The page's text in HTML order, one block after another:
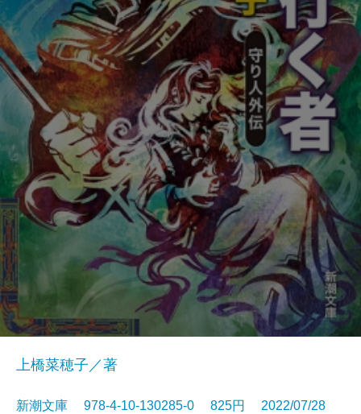
上橋菜穂子／著
新潮文庫 978-4-10-130285-0 825円 2022/07/28